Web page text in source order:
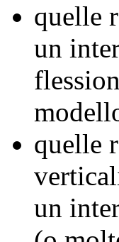
quelle
un
quelle
un